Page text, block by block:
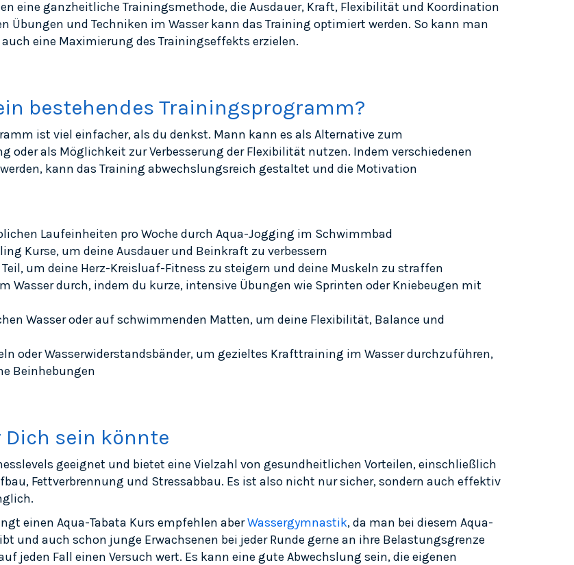
eine ganzheitliche Trainingsmethode, die Ausdauer, Kraft, Flexibilität und Koordination
Übungen und Techniken im Wasser kann das Training optimiert werden. So kann man
eine Maximierung des Trainingseffekts erzielen.
bestehendes Trainingsprogramm?
ist viel einfacher, als du denkst. Mann kann es als Alternative zum
als Möglichkeit zur Verbesserung der Flexibilität nutzen. Indem verschiedenen
kann das Training abwechslungsreich gestaltet und die Motivation
Laufeinheiten pro Woche durch Aqua-Jogging im Schwimmbad
Kurse, um deine Ausdauer und Beinkraft zu verbessern
um deine Herz-Kreisluaf-Fitness zu steigern und deine Muskeln zu straffen
Wasser durch, indem du kurze, intensive Übungen wie Sprinten oder Kniebeugen mit
Wasser oder auf schwimmenden Matten, um deine Flexibilität, Balance und
oder Wasserwiderstandsbänder, um gezieltes Krafttraining im Wasser durchzuführen,
Beinhebungen
Dich sein könnte
geeignet und bietet eine Vielzahl von gesundheitlichen Vorteilen, einschließlich
Fettverbrennung und Stressabbau. Es ist also nicht nur sicher, sondern auch effektiv
einen Aqua-Tabata Kurs empfehlen aberWassergymnastik, da man bei diesem Aqua-
und auch schon junge Erwachsenen bei jeder Runde gerne an ihre Belastungsgrenze
jeden Fall einen Versuch wert. Es kann eine gute Abwechslung sein, die eigenen